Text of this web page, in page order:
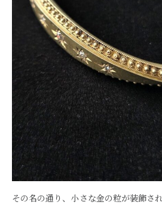
その名の通り、小さな金の粒が装飾さ